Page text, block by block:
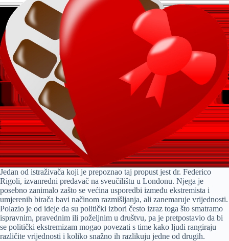
Jedan od istraživača koji je prepoznao taj propust jest dr. Federico
Rigoli, izvanredni predavač na sveučilištu u Londonu. Njega je
posebno zanimalo zašto se većina usporedbi između ekstremista i
umjerenih birača bavi načinom razmišljanja, ali zanemaruje vrijednosti.
Polazio je od ideje da su politički izbori često izraz toga što smatramo
ispravnim, pravednim ili poželjnim u društvu, pa je pretpostavio da bi
se politički ekstremizam mogao povezati s time kako ljudi rangiraju
različite vrijednosti i koliko snažno ih razlikuju jedne od drugih.